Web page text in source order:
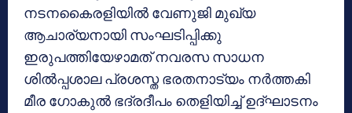
നടനകൈരളിയില്‍ വേണുജി മുഖ്യ
ആചാര്യനായി സംഘടിപ്പിക്കു
ഇരുപത്തിയേഴാമത് നവരസ സാധന
ശില്‍പ്പശാല പ്രശസ്ത ഭരതനാട്യം നര്‍ത്തകി
മീര ഗോകുല്‍ ഭദ്രദീപം തെളിയിച്ച് ഉദ്ഘാടനം